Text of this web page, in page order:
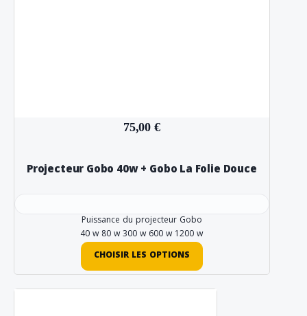
75,00 €
Projecteur Gobo 40w + Gobo La Folie Douce
Puissance du projecteur Gobo
40 w80 w300 w600 w1200 w
CHOISIR LES OPTIONS